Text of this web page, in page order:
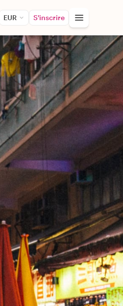
EUR S'inscrire